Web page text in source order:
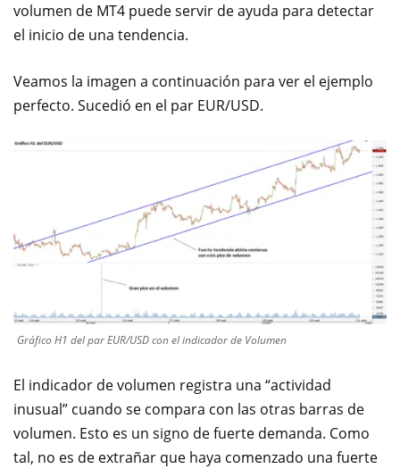
volumen de MT4 puede servir de ayuda para detectar
el inicio de una tendencia.
Veamos la imagen a continuación para ver el ejemplo
perfecto. Sucedió en el par EUR/USD.
Gráfico H1 del par EUR/USD con el indicador de Volumen
El indicador de volumen registra una “actividad
inusual” cuando se compara con las otras barras de
volumen. Esto es un signo de fuerte demanda. Como
tal, no es de extrañar que haya comenzado una fuerte